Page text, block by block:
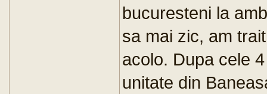
bucuresteni la
sa mai zic, am
acolo. Dupa cele
unitate din